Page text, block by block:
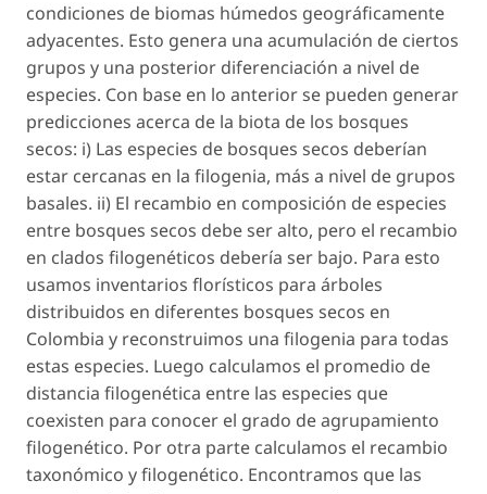
condiciones de biomas húmedos geográficamente
adyacentes. Esto genera una acumulación de ciertos
grupos y una posterior diferenciación a nivel de
especies. Con base en lo anterior se pueden generar
predicciones acerca de la biota de los bosques
secos: i) Las especies de bosques secos deberían
estar cercanas en la filogenia, más a nivel de grupos
basales. ii) El recambio en composición de especies
entre bosques secos debe ser alto, pero el recambio
en clados filogenéticos debería ser bajo. Para esto
usamos inventarios florísticos para árboles
distribuidos en diferentes bosques secos en
Colombia y reconstruimos una filogenia para todas
estas especies. Luego calculamos el promedio de
distancia filogenética entre las especies que
coexisten para conocer el grado de agrupamiento
filogenético. Por otra parte calculamos el recambio
taxonómico y filogenético. Encontramos que las